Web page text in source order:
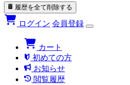
履歴を全て削除する
ログイン 会員登録
カート
初めての方
お知らせ
閲覧履歴